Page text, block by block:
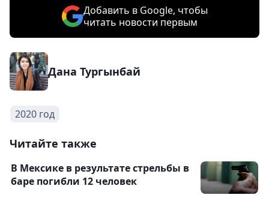
Добавить в Google, чтобы
читать новости первым
Дана Тургынбай
2020 год
Читайте также
В Мексике в результате стрельбы в
баре погибли 12 человек